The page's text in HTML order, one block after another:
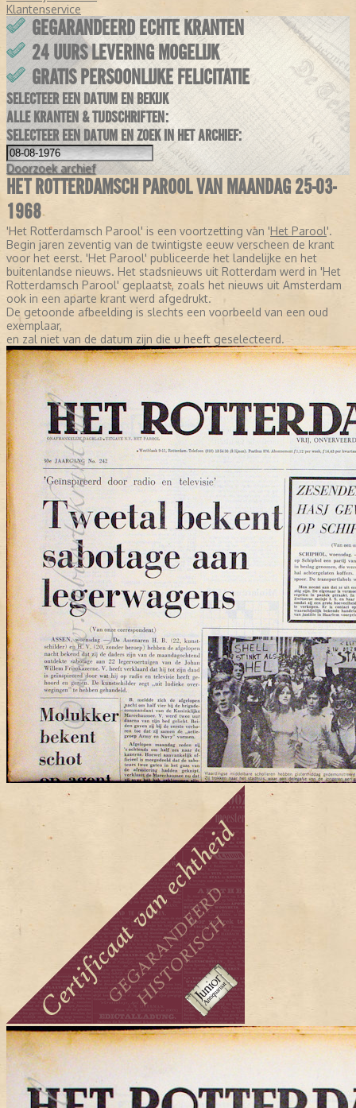
Klantenservice
GEGARANDEERD ECHTE KRANTEN
24 UURS LEVERING MOGELIJK
GRATIS PERSOONLIJKE FELICITATIE
SELECTEER EEN DATUM EN BEKIJK
ALLE KRANTEN & TIJDSCHRIFTEN:
SELECTEER EEN DATUM EN ZOEK IN HET ARCHIEF:
Doorzoek archief
HET ROTTERDAMSCH PAROOL VAN MAANDAG 25-03-
1968
'Het Rotterdamsch Parool' is een voortzetting van 'Het Parool'.
Begin jaren zeventig van de twintigste eeuw verscheen de krant
voor het eerst. 'Het Parool' publiceerde het landelijke en het
buitenlandse nieuws. Het stadsnieuws uit Rotterdam werd in 'Het
Rotterdamsch Parool' geplaatst, zoals het nieuws uit Amsterdam
ook in een aparte krant werd afgedrukt.
De getoonde afbeelding is slechts een voorbeeld van een oud
exemplaar,
en zal niet van de datum zijn die u heeft geselecteerd.